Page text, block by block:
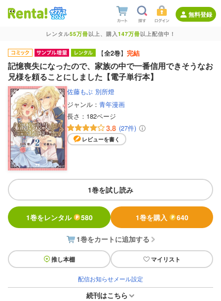
無料登録
レンタル55万冊以上、購入147万冊以上配信中！
【全2巻】 完結
記憶喪失になったので、家族の中で一番信用できそうなお
兄様を頼ることにしました【電子単行本】
佐藤もぶ 別所燈
ジャンル： 青年漫画
長さ： 182ページ
3.8 (27件)
レビューを書く
1巻を試し読み
1巻をレンタル 580 1巻を購入 640
1巻をカートに追加する
推し本棚 マイリスト
配信お知らせメール設定
続刊はこちら